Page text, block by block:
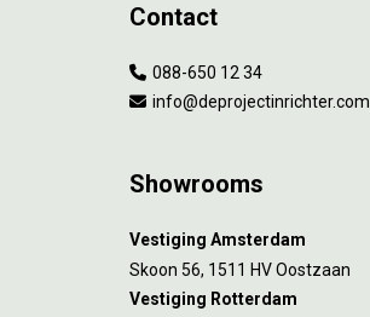
Contact
088-650 12 34
info@deprojectinrichter.com
Showrooms
Vestiging Amsterdam
Skoon 56, 1511 HV Oostzaan
Vestiging Rotterdam